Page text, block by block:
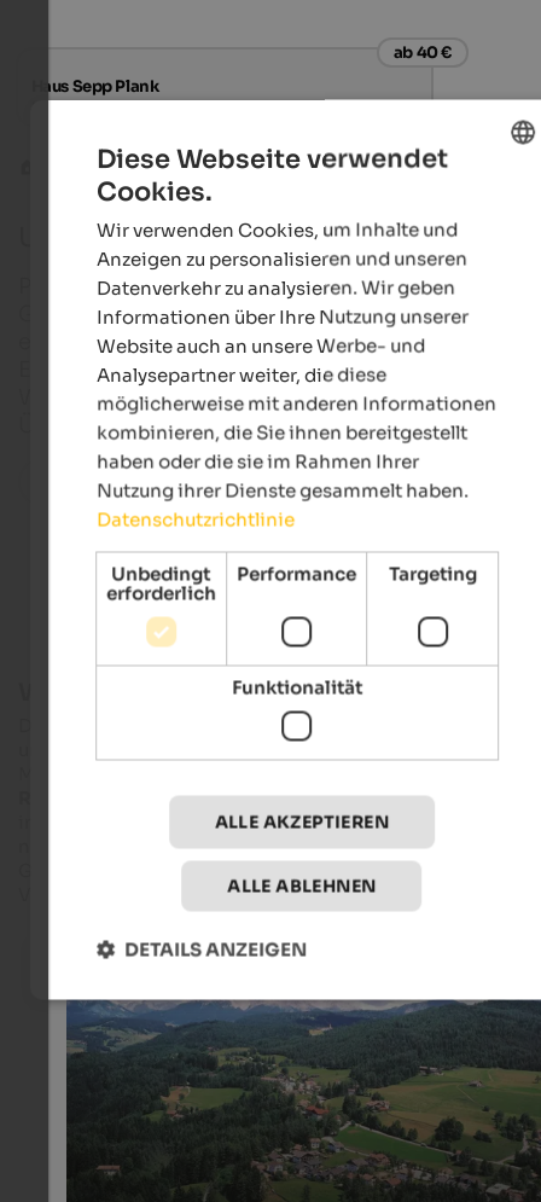
ab 40 €
Haus Sepp Plank
Eggental Petersberg
Urlaub in Petersberg
Petersberg ist eine kleine Fraktion südwestlich der
Gemeinde Deutschnofen. Wie kaum ein anderer
eignet sich das Bergdorf Petersberg in Italien zum
Entspannen, Relaxen und Natur-Genießen. Auch
Wallfahrer und passionierte Golfer wartet so
Überraschung.
Alle Orte in der Region
Unterkünfte in Petersberg
Wo liegt Petersberg in Südtirol?
Petersberg - Hotel & Urlaub im Eggental
eine traumhafte Landschaft aus Wiesen und Wäldern.
Eggental Tourismus
Das Dörfchen Petersberg hat gut 600 Einwohner und liegt,
umgeben von Nadelwäldern und unberührter Natur, auf 1.380
. Petersberg zählt zurGemeinde Deutschnofen
inmitten der traumhaftenDolomiten
nördlichen Teil Italiens, sind idyllische Plätze, Ruhe und
Gemütlichkeit fernab von Lärm, Verkehr und Hektik kein
Versprechen, sondern pure Realität.
GERMAN
Diese Webseite verwendet
Cookies.
Wir verwenden Cookies, um Inhalte und
Anzeigen zu personalisieren und unseren
Datenverkehr zu analysieren. Wir geben
Informationen über Ihre Nutzung unserer
Website auch an unsere Werbe- und
Analysepartner weiter, die diese
möglicherweise mit anderen Informationen
kombinieren, die Sie ihnen bereitgestellt
haben oder die sie im Rahmen Ihrer
Nutzung ihrer Dienste gesammelt haben.
Datenschutzrichtlinie
Unbedingt
erforderlich
Performance Targeting
Funktionalität
ALLE AKZEPTIEREN
ALLE ABLEHNEN
DETAILS ANZEIGEN